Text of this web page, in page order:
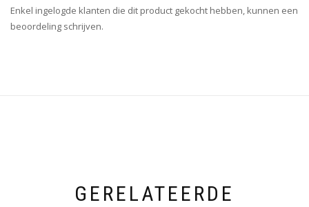
Enkel ingelogde klanten die dit product gekocht hebben, kunnen een
beoordeling schrijven.
GERELATEERDE